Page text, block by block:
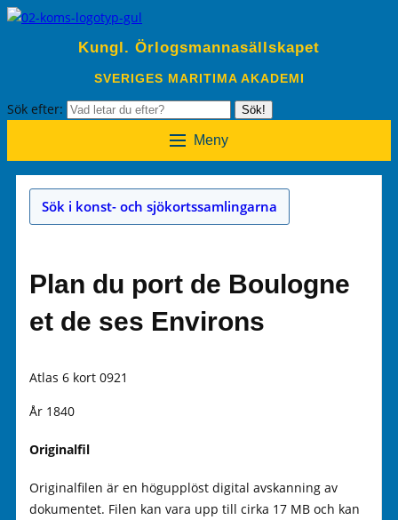
Kungl. Örlogsmannasällskapet
SVERIGES MARITIMA AKADEMI
Sök efter: Sök!
Meny
Sök i konst- och sjökortssamlingarna
Plan du port de Boulogne
et de ses Environs
Atlas 6 kort 0921
År 1840
Originalfil
Originalfilen är en högupplöst digital avskanning av
dokumentet. Filen kan vara upp till cirka 17 MB och kan